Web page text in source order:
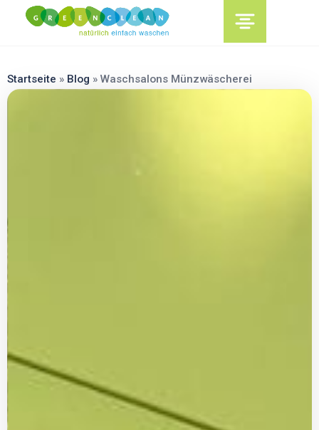
content
Startseite » Blog » Waschsalons Münzwäscherei